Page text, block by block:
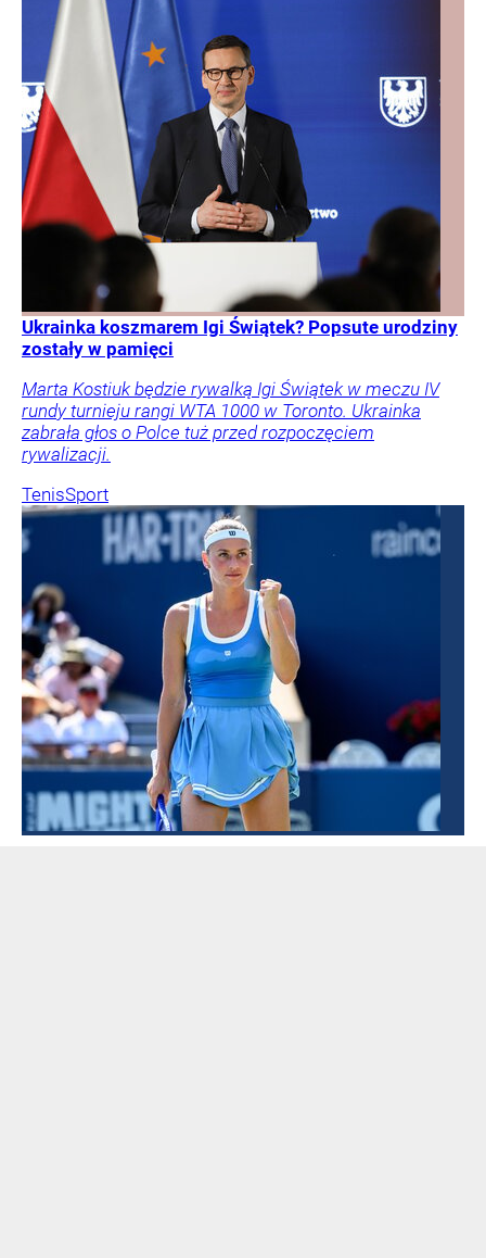
Ukrainka koszmarem Igi Świątek? Popsute urodziny
zostały w pamięci
Marta Kostiuk będzie rywalką Igi Świątek w meczu IV
rundy turnieju rangi WTA 1000 w Toronto. Ukrainka
zabrała głos o Polce tuż przed rozpoczęciem
rywalizacji.
TenisSport